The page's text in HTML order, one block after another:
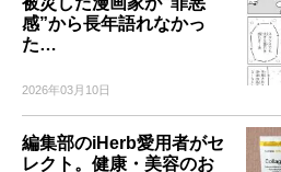
感”から長年語れなかっ
た…
2026年03月10日
編集部のiHerb愛用者がセ
レクト。健康・美容のお